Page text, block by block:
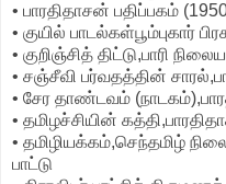
• பாரதிதாசன் பதிப்பகம்
• குயில் பாடல்கள்பூம்புகார்
• குறிஞ்சித் திட்டு,பாரி
• சஞ்சீவி பர்வதத்தின்
• சேர தாண்டவம்
• தமிழச்சியின்
• தமிழியக்கம்,செந்தமிழ்
பாட்டு